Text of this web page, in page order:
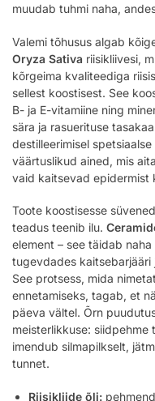
muudab tuhmi naha,
Valemi tõhusus algab
Oryza Sativa riisikliivesi,
kõrgeima kvaliteediga
sellest koostisest. See
B- ja E-vitamiine ning
sära ja rasuerituse
destilleerimisel
väärtuslikud ained, mis
vaid kaitsevad epidermist
Toote koostisesse
teadus teenib ilu.
element – see täidab
tugevdades kaitsebarjääri
See protsess, mida
ennetamiseks, tagab, et
päeva vältel. Õrn
meisterlikkuse: siidpehme
imendub silmapilkselt,
tunnet.
Riisikliide õli: